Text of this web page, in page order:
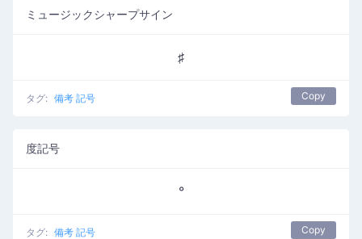
ミュージックシャープサイン
♯
タグ: 備考 記号 Copy
度記号
°
タグ: 備考 記号 Copy